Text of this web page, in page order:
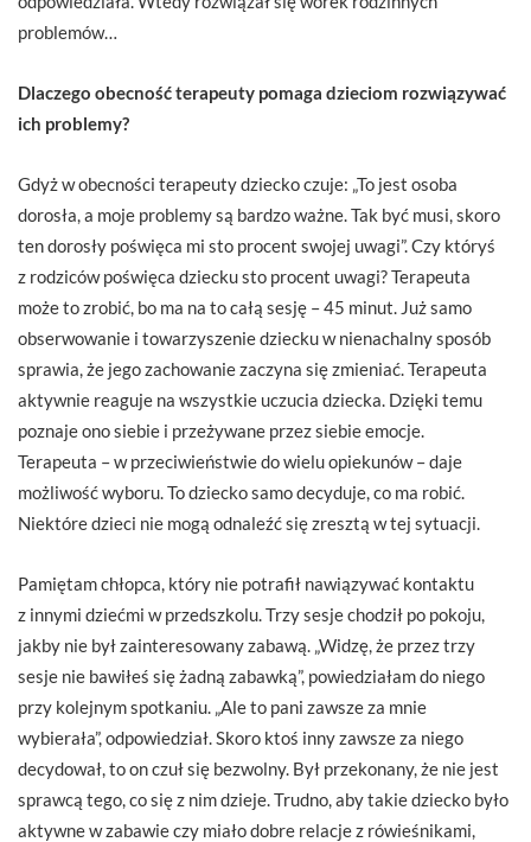
problemów…
Dlaczego obecność terapeuty pomaga dzieciom rozwiązywać
ich problemy?
Gdyż w obecności terapeuty dziecko czuje: „To jest osoba
dorosła, a moje problemy są bardzo ważne. Tak być musi, skoro
ten dorosły poświęca mi sto procent swojej uwagi”. Czy któryś
z rodziców poświęca dziecku sto procent uwagi? Terapeuta
może to zrobić, bo ma na to całą sesję – 45 minut. Już samo
obserwowanie i towarzyszenie dziecku w nienachalny sposób
sprawia, że jego zachowanie zaczyna się zmieniać. Terapeuta
aktywnie reaguje na wszystkie uczucia dziecka. Dzięki temu
poznaje ono siebie i przeżywane przez siebie emocje.
Terapeuta – w przeciwieństwie do wielu opiekunów – daje
możliwość wyboru. To dziecko samo decyduje, co ma robić.
Niektóre dzieci nie mogą odnaleźć się zresztą w tej sytuacji.
Pamiętam chłopca, który nie potrafił ­nawiązywać kontaktu
z innymi dziećmi w przedszkolu. Trzy sesje chodził po poko­ju,
jakby nie był zainteresowany zabawą. „Widzę, że przez trzy
sesje nie bawiłeś się żadną zabawką”, powiedziałam do niego
przy kolejnym spotkaniu. „Ale to pani zawsze za mnie
wybierała”, odpowiedział. Skoro ktoś inny zawsze za niego
decydował, to on czuł się bezwolny. Był przekonany, że nie jest
sprawcą tego, co się z nim dzieje. Trudno, aby takie dziecko było
aktywne w zabawie czy miało dobre relacje z rówieśnikami,